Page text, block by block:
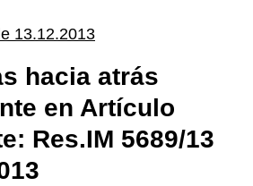
13.12.2013
hacia atrás
en Artículo
Res.IM 5689/13